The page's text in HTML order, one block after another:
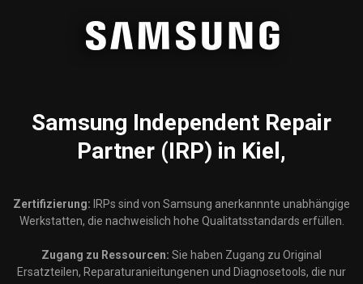
Samsung Independent Repair
Partner (IRP) in Kiel,
Zertifizierung: IRPs sind von Samsung anerkannnte unabhängige
Werkstatten, die nachweislich hohe Qualitatsstandards erfüllen.
Zugang zu Ressourcen: Sie haben Zugang zu Original
Ersatzteilen, Reparaturanieitungenen und Diagnosetools, die nur